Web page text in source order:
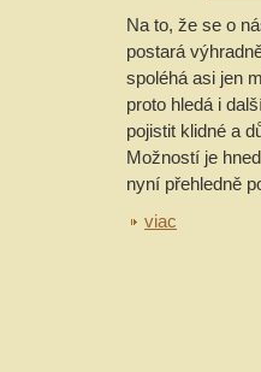
Na to, že se o
postará
spoléhá asi jen
proto hledá i
pojistit klidné a
Možností je
nyní přehledně
viac